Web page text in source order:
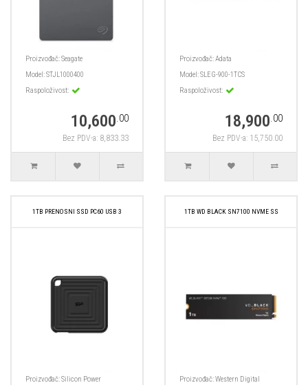
Proizvođač:Seagate
Model:STJL1000400
Raspoloživost:
10,600.00
Bez PDV-a: 8,833.33
Proizvođač:Adata
Model:SLEG-900-1TCS
Raspoloživost:
18,900.00
Bez PDV-a: 15,750.00
1TB PRENOSNI SSD PC60 USB 3
Proizvođač:Silicon Power
1TB WD BLACK SN7100 NVME SS
Proizvođač:Western Digital